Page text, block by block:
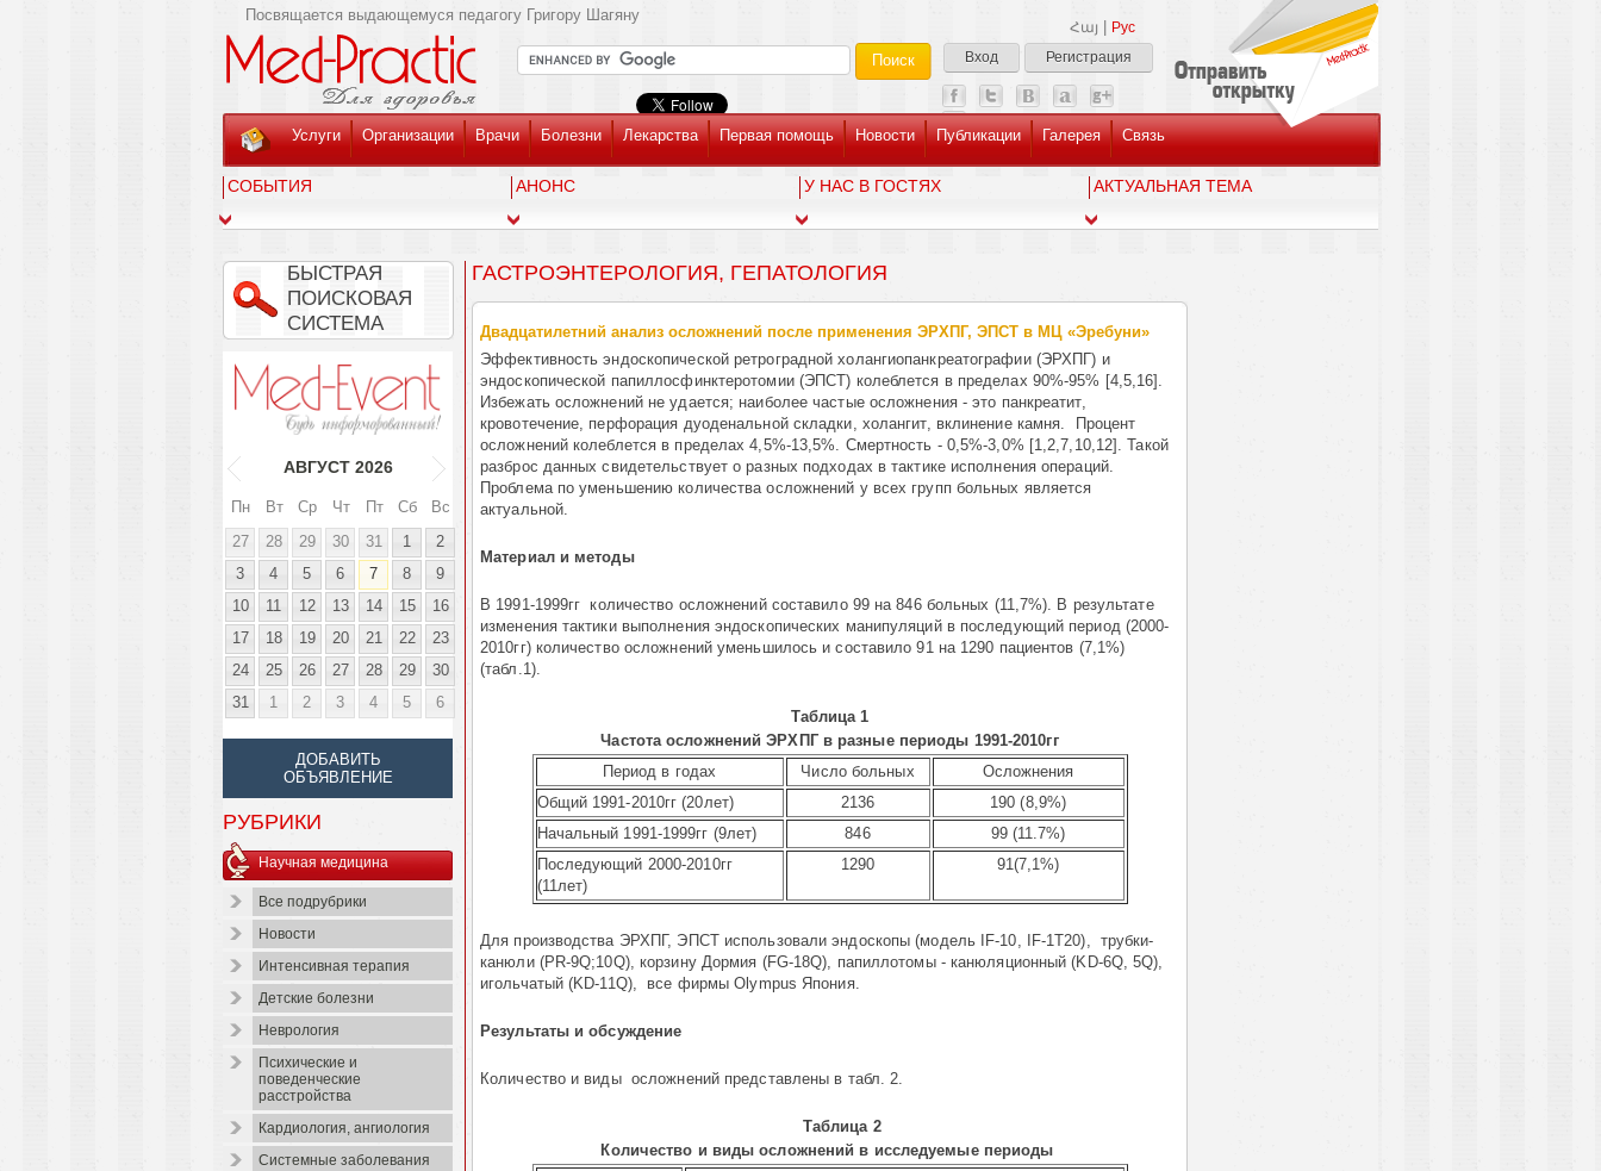
Հայ
Рус
Вход
Регистрация
Посвящается выдающемуся педагогу Григору Шагяну
Услуги Организации Врачи Болезни Лекарства Первая помощь Новости Публикации Галерея Связь
СОБЫТИЯ АНОНС У НАС В ГОСТЯХ AКТУАЛЬНАЯ ТЕМА
БЫСТРАЯ
ПОИСКОВАЯ
СИСТЕМА
АВГУСТ 2026
Пн Вт Ср Чт Пт Сб
Вс
27
28 29 30 31 1
2
3
4 5 6 7 8
9
10
11 12 13 14 15
16
17
18 19 20 21 22
23
24
25 26 27 28 29
30
31
1 2 3 4 5 6
ДОБАВИТЬ
ОБЪЯВЛЕНИЕ
РУБРИКИ
Научная медицина
Все подрубрики
Новости
Интенсивная терапия
Детские болезни
Неврология
Психические и
поведенческие
расстройства
Кардиология, ангиология
Системные заболевания
ГАСТРОЭНТЕРОЛОГИЯ, ГЕПАТОЛОГИЯ
Двадцатилетний анализ осложнений после применения ЭРХПГ, ЭПСТ в МЦ «Эребуни»
Эффективность эндоскопической ретроградной холангиопанкреатографии (ЭРХПГ) и
эндоскопической папиллосфинктеротомии (ЭПСТ) колеблется в пределах 90%-95% [4,5,16].
Избежать осложнений не удается; наиболее частые ослож­не­ния - это панкреатит,
кровотечение, перфорация дуоденальной склад­ки, холан­гит, вклинение камня. Процент
осложнений колеблется в пределах 4,5%-13,5%. Смерт­но­сть - 0,5%-3,0% [1,2,7,10,12]. Такой
разброс данных свидетельствует о разных подходах в тактике исполнения операций.
Проблема по уме­нь­­ше­нию количества ослож­нений у всех групп больных является
актуальной.
Материал и методы
В 1991-1999гг количество ослож­­не­ний соста­вило 99 на 846 больных (11,7%). В результате
изме­не­ния так­тики выпол­не­ния эндоскопических манипуляций в последующий период (2000-
2010гг) количество осло­ж­нений уменьши­лось и составило 91 на 1290 пациен­тов (7,1%)
(табл.1).
Таблица 1
Частота осложнений ЭРХПГ в разные периоды 1991-2010гг
Период в годах
Число боль­ных
Осложнения
Общий 1991-2010гг (20лет)
2136
190 (8,9%)
Начальный 1991-1999гг (9лет)
846
99 (11.7%)
Последующий 2000-2010гг
(11лет)
1290 91(7,1%)
Для производства ЭРХПГ, ЭПСТ ис­поль­­­зовали эндос­­копы (модель IF-10, IF-1T20), трубки-
канюли (PR-9Q;10Q), корзину Дормия (FG-18Q), папиллотомы - канюля­цион­ный (KD-6Q, 5Q),
игольча­тый (KD-11Q), все фирмы Olympus Япония.
Результаты и обсуждение
Количество и виды осложнений представлены в табл. 2.
Таблица 2
Количество и виды осложнений в исследуемые периоды